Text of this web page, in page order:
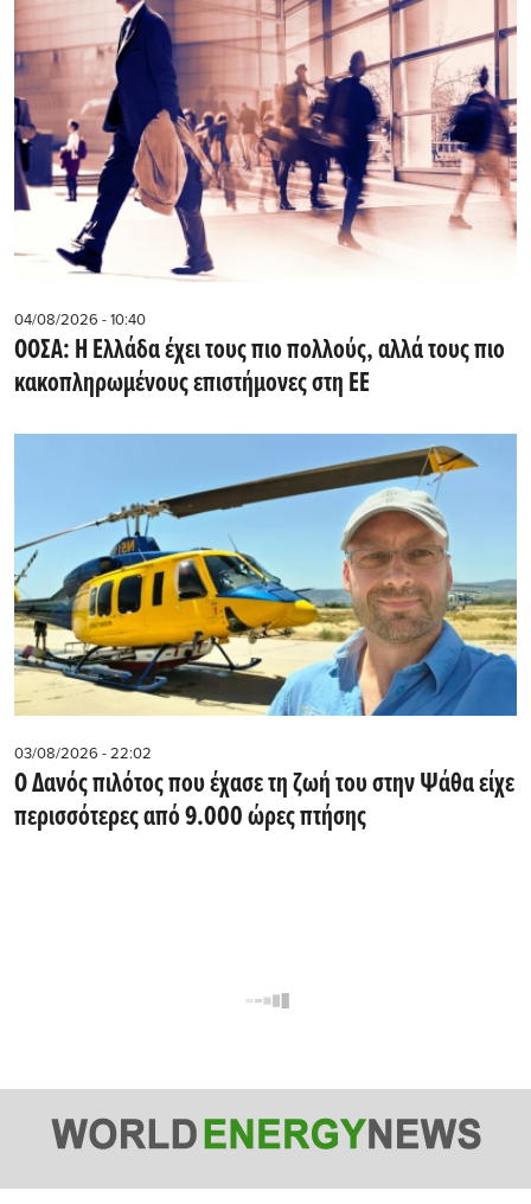
04/08/2026 - 10:40
ΟΟΣΑ: Η Ελλάδα έχει τους πιο πολλούς, αλλά τους πιο
κακοπληρωμένους επιστήμονες στη ΕΕ
03/08/2026 - 22:02
Ο Δανός πιλότος που έχασε τη ζωή του στην Ψάθα είχε
περισσότερες από 9.000 ώρες πτήσης